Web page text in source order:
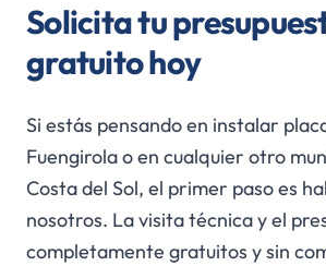
Solicita tu
gratuito hoy
Si estás pensando en instalar
Fuengirola o en cualquier otro
Costa del Sol, el primer paso es
nosotros. La visita técnica y el
completamente gratuitos y sin